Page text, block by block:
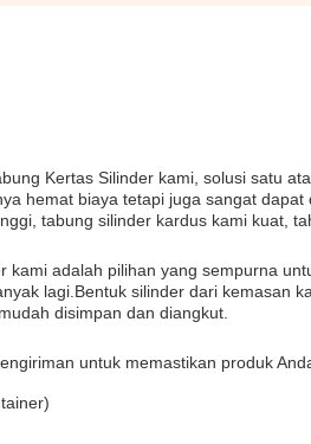
Kertas Silinder kami, solusi satu
hemat biaya tetapi juga sangat
tabung silinder kardus kami kuat,
kami adalah pilihan yang sempurna
lagi.Bentuk silinder dari kemasan
disimpan dan diangkut.
untuk memastikan produk